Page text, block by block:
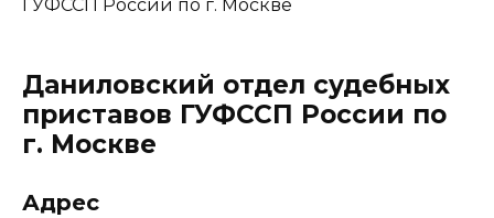
Даниловский отдел судебных
приставов ГУФССП России по
г. Москве
Адрес